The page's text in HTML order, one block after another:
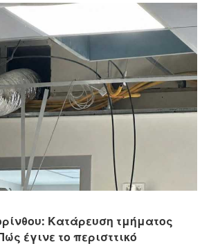
Κατάρευση τμήματος
έγινε το περισττικό